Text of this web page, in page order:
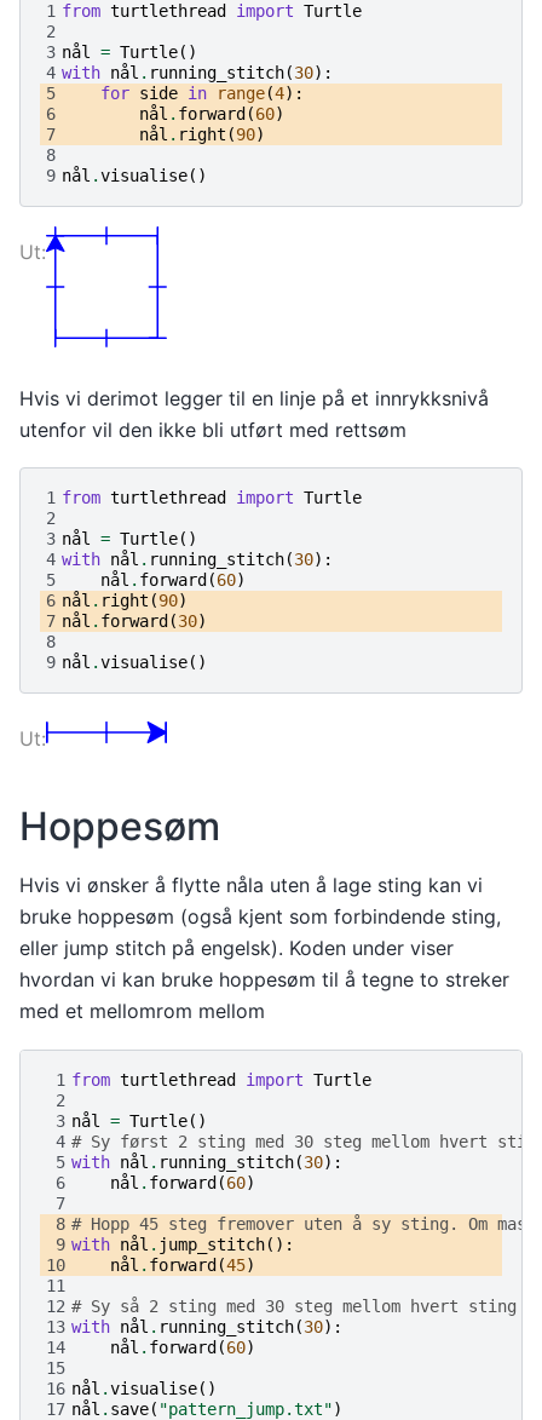
1 from turtlethread import Turtle
2
3 nål = Turtle()
4 with nål . running_stitch(30):
5
for side in range(4):
6
nål . forward (60)
7
nål . right (90)
8
9 nål .visualise()
Hvis vi derimot legger til en linje på et innrykksnivå
utenfor vil den ikke bli utført med rettsøm
1 from turtlethread import Turtle
2
3 nål = Turtle()
4 with nål . running_stitch(30):
5
nål . forward (60)
6 nål . right (90)
7 nål . forward (30)
8
9 nål .visualise()
Hoppesøm
Hvis vi ønsker å flytte nåla uten å lage sting kan vi
bruke hoppesøm (også kjent som forbindende sting,
eller jump stitch på engelsk). Koden under viser
hvordan vi kan bruke hoppesøm til å tegne to streker
med et mellomrom mellom
1 from turtlethread import Turtle
2
3 nål = Turtle()
4 # Sy først 2 sting med 30 steg mellom hvert
5 with nål . running_stitch(30):
6
nål . forward (60)
7
8 # Hopp 45 steg fremover uten å sy sting. Om
9 with nål . jump_stitch():
10
nål . forward (45)
11
12 # Sy så 2 sting med 30 steg mellom hvert sting
13 with nål . running_stitch(30):
14
nål . forward (60)
15
16 nål .visualise()
17 nål . save( "pattern_jump.txt")